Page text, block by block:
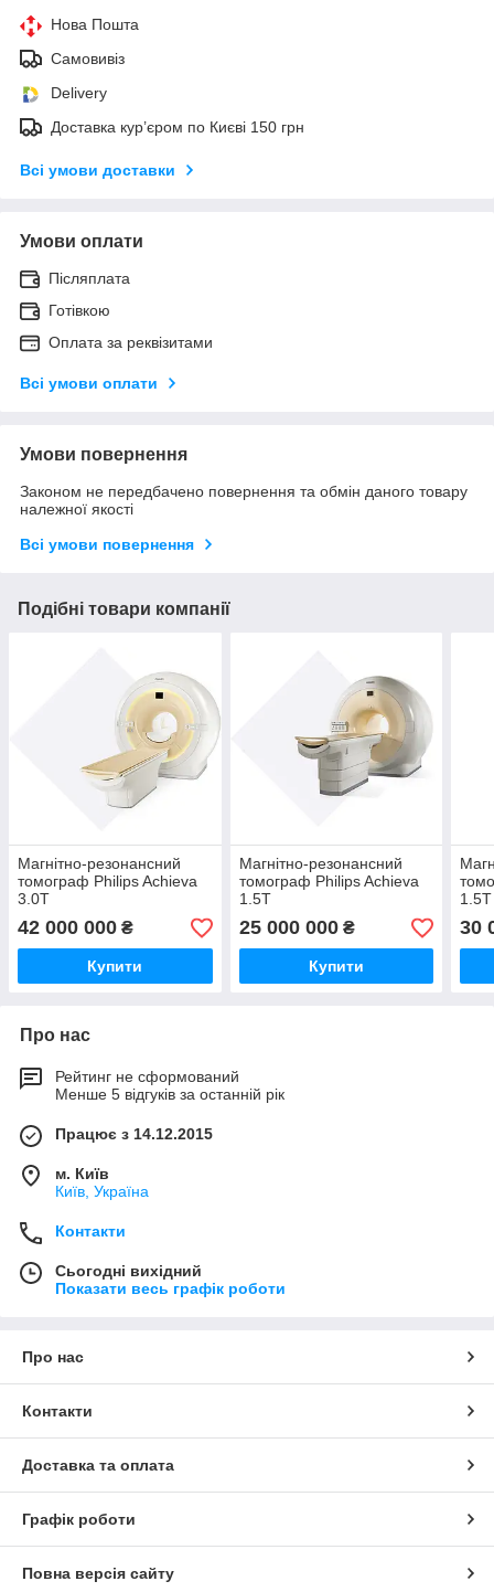
Нова Пошта
Самовивіз
Delivery
Доставка кур’єром по Києві 150 грн
Всі умови доставки
Умови оплати
Післяплата
Готівкою
Оплата за реквізитами
Всі умови оплати
Умови повернення
Законом не передбачено повернення та обмін даного товару
належної якості
Всі умови повернення
Подібні товари компанії
Магнітно-резонансний
томограф Philips Achieva
3.0T
42 000 000 ₴
Купити
Магнітно-резонансний
томограф Philips Achieva
1.5T
25 000 000₴
Купити
1.5T
30
Про нас
Рейтинг не сформований
Менше 5 відгуків за останній рік
Працює з 14.12.2015
м. Київ
Київ, Україна
Контакти
Сьогодні вихідний
Показати весь графік роботи
Про нас
Контакти
Доставка та оплата
Графік роботи
Повна версія сайту